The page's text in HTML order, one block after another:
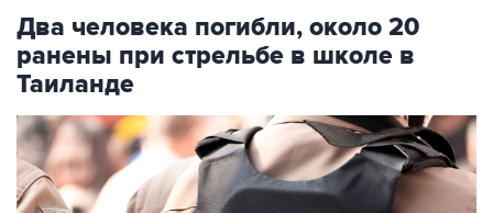
Два человека погибли, около 20
ранены при стрельбе в школе в
Таиланде